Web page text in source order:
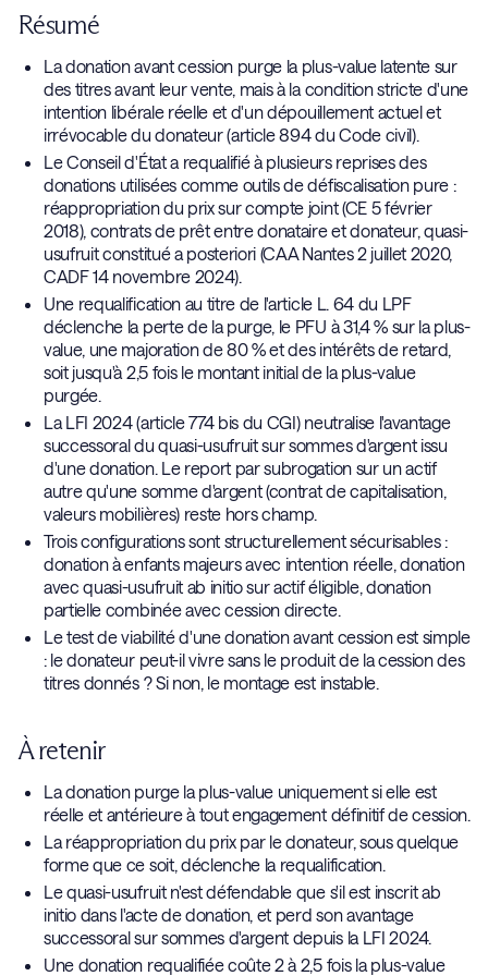
un outil fiscal, c'est un acte juridique aux conséquences
lourdes en cas d'erreur.
pré-2018, ou l'expatriation avant cession. Chacun de ces
leviers répond à des conditions spécifiques et s'articule avec
la donation selon la stratégie globale. Avnear distingueneuf
mécanismesau total pour optimiser la fiscalité d'une cession.
définitif
, et avant même les pourparlers avancés avec un
distance temporelle entre la donation et la cession. Plus la
donation est rapprochée de la signature, plus le risque de
requalification au motif de la chronologie insincère augmente.
L'idéal est d'inscrire la donation dans une stratégie de
transmission familiale planifiée en amont du projet de cession.
Résumé
La donation avant cession purge la plus-value latente sur
des titres avant leur vente, mais à la condition stricte d'une
intention libérale réelle et d'un dépouillement actuel et
irrévocable du donateur (article 894 du Code civil).
Le Conseil d'État a requalifié à plusieurs reprises des
donations utilisées comme outils de défiscalisation pure :
réappropriation du prix sur compte joint (CE 5 février
2018), contrats de prêt entre donataire et donateur, quasi-
usufruit constitué a posteriori (CAA Nantes 2 juillet 2020,
CADF 14 novembre 2024).
Une requalification au titre de l'article L. 64 du LPF
déclenche la perte de la purge, le PFU à 31,4 % sur la plus-
value, une majoration de 80 % et des intérêts de retard,
soit jusqu'à 2,5 fois le montant initial de la plus-value
purgée.
La LFI 2024 (article 774 bis du CGI) neutralise l'avantage
successoral du quasi-usufruit sur sommes d'argent issu
d'une donation. Le report par subrogation sur un actif
autre qu'une somme d'argent (contrat de capitalisation,
valeurs mobilières) reste hors champ.
Trois configurations sont structurellement sécurisables :
donation à enfants majeurs avec intention réelle, donation
avec quasi-usufruit ab initio sur actif éligible, donation
partielle combinée avec cession directe.
Le test de viabilité d'une donation avant cession est simple
: le donateur peut-il vivre sans le produit de la cession des
titres donnés ? Si non, le montage est instable.
À retenir
La donation purge la plus-value uniquement si elle est
réelle et antérieure à tout engagement définitif de cession.
La réappropriation du prix par le donateur, sous quelque
forme que ce soit, déclenche la requalification.
Le quasi-usufruit n'est défendable que s'il est inscrit ab
initio dans l'acte de donation, et perd son avantage
successoral sur sommes d'argent depuis la LFI 2024.
Une donation requalifiée coûte 2 à 2,5 fois la plus-value